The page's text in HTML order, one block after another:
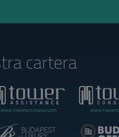
cartera
www.towerassistance.com